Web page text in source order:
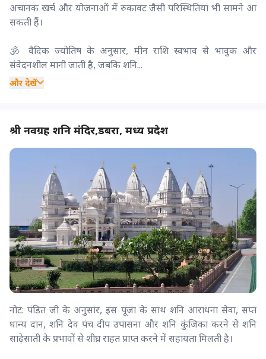
अचानक खर्च और योजनाओं में रुकावट जैसी परिस्थितियां भी सामने आ
सकती हैं।
🕉️ वैदिक ज्योतिष के अनुसार, मीन राशि स्वभाव से भावुक और
संवेदनशील मानी जाती है, जबकि शनि...
और देखें
श्री नवग्रह शनि मंदिर,डबरा, मध्य प्रदेश
नोट: पंडित जी के अनुसार, इस पूजा के साथ शनि आराधना सेवा, सप्त
धान्य दान, शनि देव पंच दीप उपासना और शनि कुंजिका करने से शनि
साढ़ेसाती के प्रभावों से शीघ्र राहत प्राप्त करने में सहायता मिलती है।